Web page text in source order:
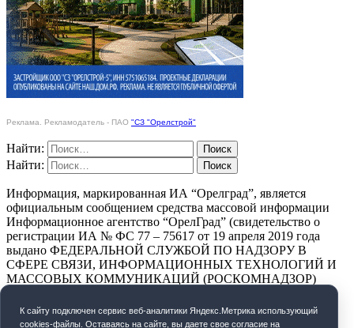
Реклама. Рекламодатель - ПАО "СЗ "Орелстрой"
Найти:
Найти:
Информация, маркированная ИА “Орелград”, является
официальным сообщением средства массовой информации
Информационное агентство “ОрелГрад” (свидетельство о
регистрации ИА № ФС 77 – 75617 от 19 апреля 2019 года
выдано ФЕДЕРАЛЬНОЙ СЛУЖБОЙ ПО НАДЗОРУ В
СФЕРЕ СВЯЗИ, ИНФОРМАЦИОННЫХ ТЕХНОЛОГИЙ И
МАССОВЫХ КОММУНИКАЦИЙ (РОСКОМНАДЗОР)
ПОЛИТИКА КОНФИДЕНЦИАЛЬНОСТИ
К cайту подключен сервис веб-аналитики Яндекс.Метрика использующий
cookies-файлы. Оставаясь на сайте, вы даете свое согласие на